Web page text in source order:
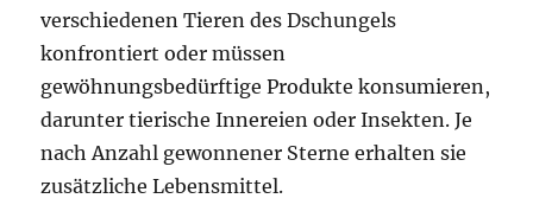
verschiedenen Tieren des Dschungels
konfrontiert oder müssen
gewöhnungsbedürftige Produkte konsumieren,
darunter tierische Innereien oder Insekten. Je
nach Anzahl gewonnener Sterne erhalten sie
zusätzliche Lebensmittel.